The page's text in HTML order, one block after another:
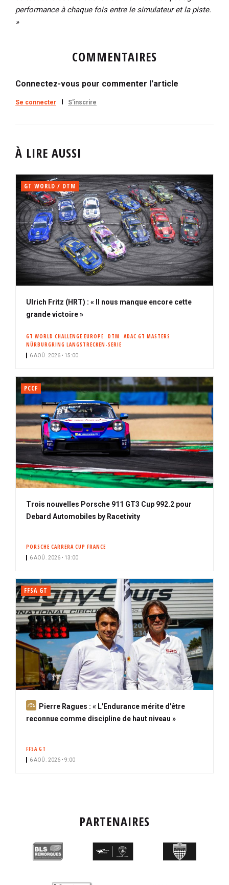
performance à chaque fois entre le simulateur et la piste.
»
COMMENTAIRES
Connectez-vous pour commenter l'article
Se connecter S'inscrire
À LIRE AUSSI
GT WORLD / DTM
Ulrich Fritz (HRT) : « Il nous manque encore cette
grande victoire »
GT WORLD CHALLENGE EUROPE DTM
ADAC GT MASTERS
NÜRBURGRING LANGSTRECKEN-SERIE
6 AOÛ. 2026 • 15:00
PCCF
Trois nouvelles Porsche 911 GT3 Cup 992.2 pour
Debard Automobiles by Racetivity
PORSCHE CARRERA CUP FRANCE
6 AOÛ. 2026 • 13:00
FFSA GT
A
b
Pierre Ragues : « L'Endurance mérite d'être
reconnue comme discipline de haut niveau »
FFSA GT
6 AOÛ. 2026 • 9:00
PARTENAIRES